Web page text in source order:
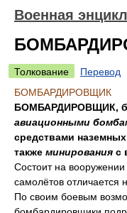
Военная
Толкование
Перевод
БОМБАРДИРОВЩИК
БОМБАРДИРОВЩИК,
авиационными
средствами
также минирования с
Состоит на вооружении
самолётов отличается
По своим боевым